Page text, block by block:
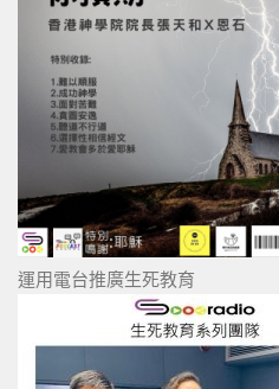
運用電台推廣生死教育